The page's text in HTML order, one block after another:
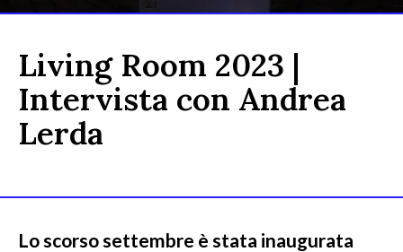
Living Room 2023 |
Intervista con Andrea
Lerda
Lo scorso settembre è stata inaugurata